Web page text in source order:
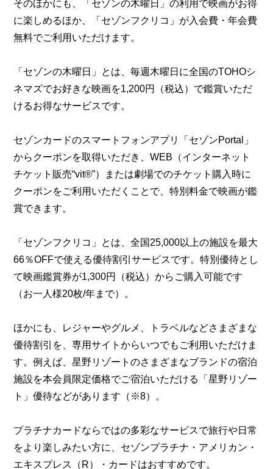
そのほかにも、「セゾンの木曜日」の利用で映画がお得
に楽しめるほか、「セゾンフクリコ」が入会費・年会費
無料でご利用いただけます。
「セゾンの木曜日」とは、毎週木曜日に全国のTOHOシ
ネマズでお好きな映画を1,200円（税込）で鑑賞いただ
けるお得なサービスです。
セゾンカードのスマートフォンアプリ「セゾンPortal」
からクーポンを取得いただき、WEB（インターネット
チケット販売“vit®”）または劇場でのチケット購入時に
クーポンをご利用いただくことで、特別料金で映画が鑑
賞できます。
「セゾンフクリコ」とは、全国25,000以上の施設を最大
66％OFFで使える優待割引サービスです。特別優待とし
て映画鑑賞券が1,300円（税込）からご購入可能です
（お一人様20枚/年まで）。
ほかにも、レジャーやグルメ、トラベルなどさまざまな
優待割引を、専用サイトからいつでもご利用いただけま
す。例えば、星野リゾートのさまざまなブランドの宿泊
施設を本会員限定価格でご宿泊いただける「星野リゾー
ト」優待などがあります（※8）。
プラチナカードならではの多彩なサービスで旅行や日常
をより楽しみたい方に、セゾンプラチナ・アメリカン・
エキスプレス（R）・カードはおすすめです。